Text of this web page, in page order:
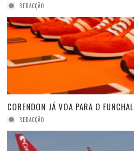
REDACÇÃO
CORENDON JÁ VOA PARA O FUNCHAL
REDACÇÃO